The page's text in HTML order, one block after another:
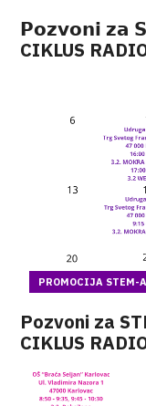
𝗣𝗼𝘇𝘃𝗼𝗻𝗶 𝘇𝗮
CIKLUS
PROMOCIJA STEM-
Pozvoni za
CIKLUS